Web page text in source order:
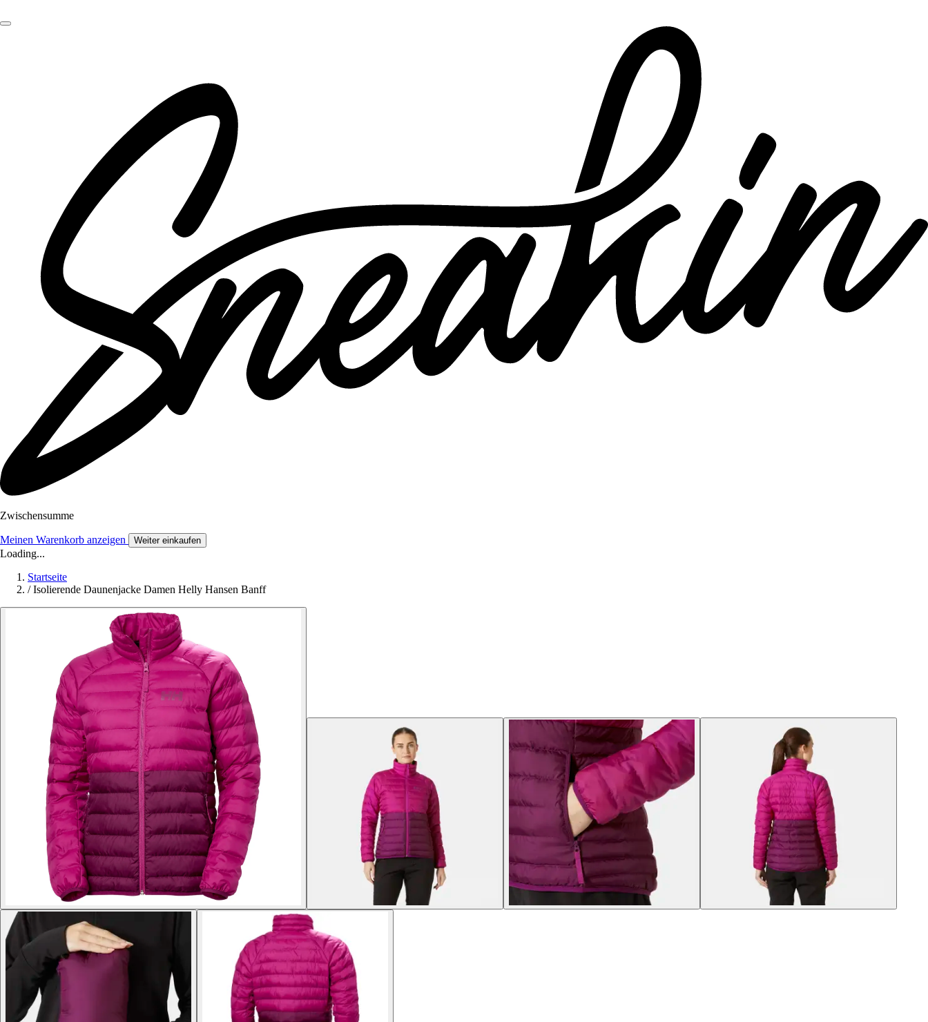
Zwischensumme
Meinen Warenkorb anzeigen Weiter einkaufen
Loading...
Startseite
/ Isolierende Daunenjacke Damen Helly Hansen Banff